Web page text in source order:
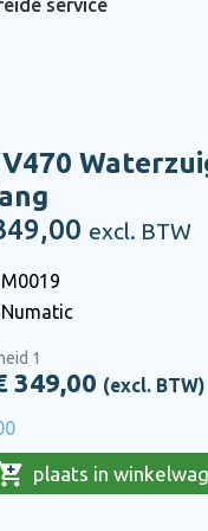
service
excl. BTW
M0019
Numatic
1
349,00 (excl. BTW)
plaats in